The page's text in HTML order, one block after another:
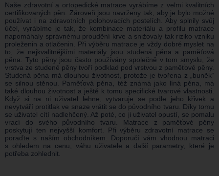
Naše zdravotní a ortopedické matrace vyrábíme z velmi kvalitních
certifikovaných pěn. Zároveň jsou navrženy tak, aby je bylo možné
používat i na zdravotních polohovacích postelích. Aby splnily svůj
účel, vyrábíme je tak, že kombinace materiálu a profilu matrace
napomáhaly správnému proudění krve a snižovaly tak riziko vzniku
proleženin a otlačenin. Při výběru matrace je vždy dobré myslet na
to, že nejkvalitnějšími materiály jsou studená pěna a paměťová
pěna. Tyto pěny jsou často používány společně v tom smyslu, že
vrstva ze studené pěny tvoří podklad pod vrstvou z paměťové pěny.
Studená pěna má dlouhou životnost, protože je tvořena z „buněk“
se silnou stěnou. Paměťová pěna, též známá jako líná pěna, má
také dlouhou životnost a ještě k tomu specifické tvarové vlastnosti.
Když si na ni uživatel lehne, vytvaruje se podle jeho křivek a
nevytváří protitlak ve snaze vrátit se do původního tvaru. Díky tomu
se uživatel cítí nadlehčený. Až poté, co ji uživatel opustí, se pomalu
vrací do svého původního tvaru. Matrace z paměťové pěny
poskytují ten nejvyšší komfort. Při výběru zdravotní matrace se
poraďte s naším obchodníkem. Doporučí vám vhodnou matraci
s ohledem na cenu, váhu uživatele a další parametry, které je
potřeba zohlednit.